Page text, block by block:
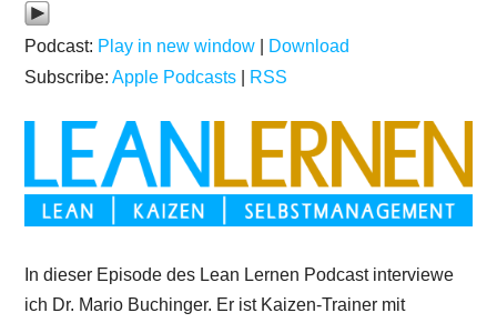
Podcast: Play in new window
Download
Subscribe:Apple Podcasts RSS
In dieser Episode des Lean Lernen Podcast interviewe
ich Dr. Mario Buchinger. Er ist Kaizen-Trainer mit